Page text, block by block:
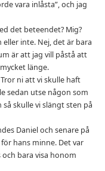
vara inlåsta”, och jag
det beteendet? Mig?
inte. Nej, det är bara
är att jag vill påstå att
länge.
ni att vi skulle haft
sedan utse någon som
skulle vi slängt sten på
Daniel och senare på
hans minne. Det var
bara visa honom